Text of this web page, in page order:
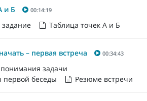
и Б 00:14:19
Таблица точек А и Б
– первая встреча 00:34:43
задачи
первой беседы
Резюме встречи